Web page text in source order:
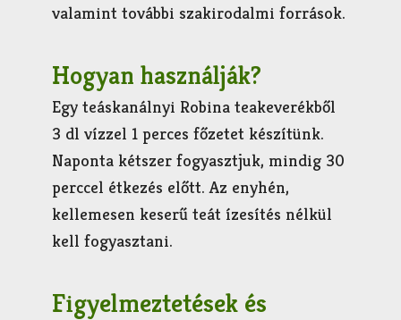
valamint további szakirodalmi források.
Hogyan használják?
Egy teáskanálnyi Robina teakeverékből
3 dl vízzel 1 perces főzetet készítünk.
Naponta kétszer fogyasztjuk, mindig 30
perccel étkezés előtt. Az enyhén,
kellemesen keserű teát ízesítés nélkül
kell fogyasztani.
Figyelmeztetések és